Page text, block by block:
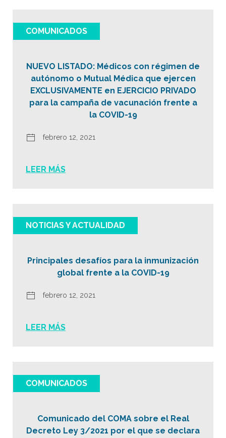
COMUNICADOS
NUEVO LISTADO: Médicos con régimen de
autónomo o Mutual Médica que ejercen
EXCLUSIVAMENTE en EJERCICIO PRIVADO
para la campaña de vacunación frente a
la COVID-19
febrero 12, 2021
LEER MÁS
NOTICIAS Y ACTUALIDAD
Principales desafíos para la inmunización
global frente a la COVID-19
febrero 12, 2021
LEER MÁS
COMUNICADOS
Comunicado del COMA sobre el Real
Decreto Ley 3/2021 por el que se declara